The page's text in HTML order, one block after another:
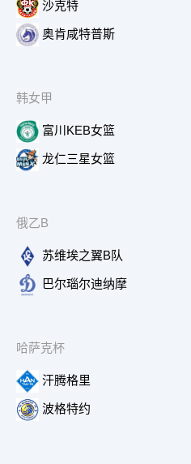
沙克特
奥肯咸特普斯
韩女甲
富川KEB女篮
龙仁三星女篮
俄乙B
苏维埃之翼B队
巴尔瑙尔迪纳摩
哈萨克杯
汗腾格里
波格特约